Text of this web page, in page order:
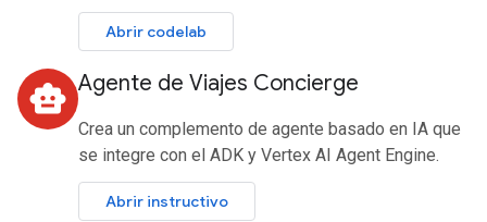
Abrir codelab
smart_toy Agente de Viajes Concierge
Crea un complemento de agente basado en IA que
se integre con el ADK y Vertex AI Agent Engine.
Abrir instructivo